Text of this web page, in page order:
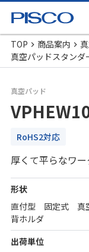
TOP 商品案内
真空パッドスタンダ
真空パッド
RoHS2対応
厚くて平らなワー
形状
直付型 固定式 真
背ホルダ
出荷単位